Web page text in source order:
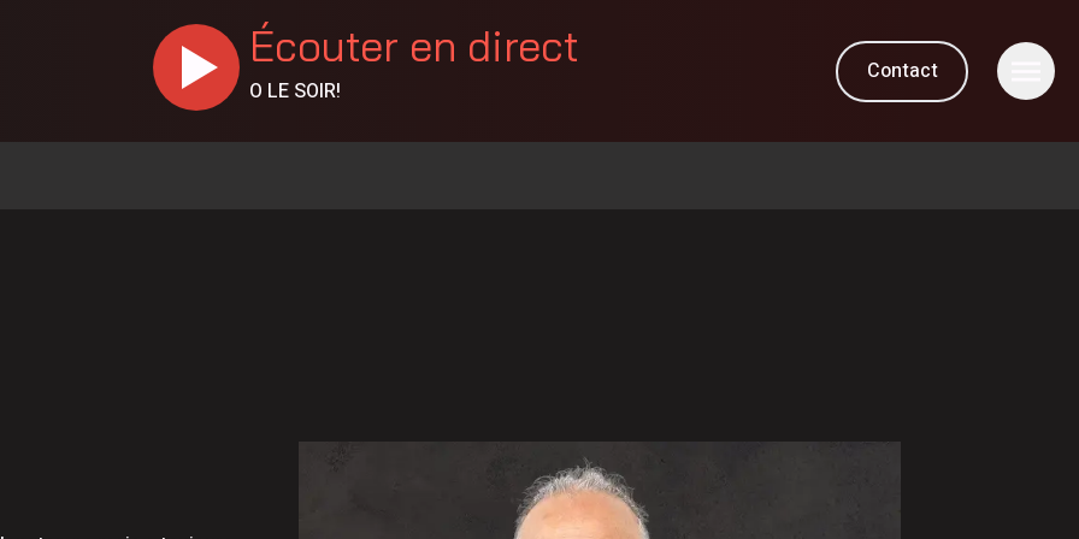
Écouter en direct
O LE SOIR!
Contact
à Saint-Bernard
réparation temporaire avance